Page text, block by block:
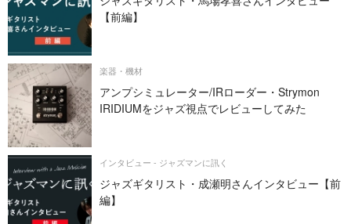
【前編】
楽器・機材
アンプシミュレーター/IRローダー・Strymon
IRIDIUMをジャズ視点でレビューしてみた
インタビュー - ジャズマンに訊く
ジャズギタリスト・成瀬明さんインタビュー【前
編】